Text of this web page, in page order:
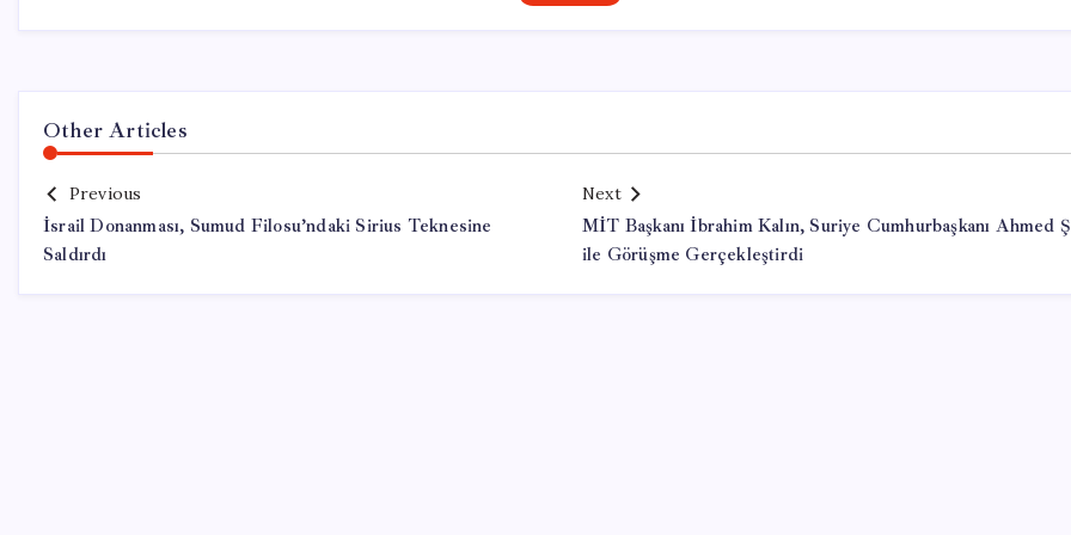
Other Articles
Previous
İsrail Donanması, Sumud Filosu’ndaki Sirius Teknesine
Saldırdı
Next
MİT Başkanı İbrahim Kalın, Suriye Cumhurbaşkanı Ahmed
ile Görüşme Gerçekleştirdi